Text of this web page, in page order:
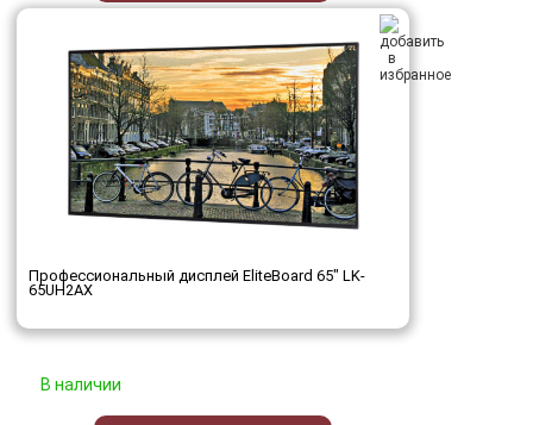
Профессиональный дисплей EliteBoard 65" LK-
65UH2AX
В наличии